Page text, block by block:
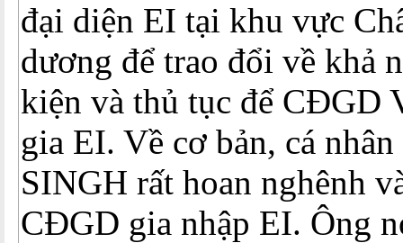
đại diện EI tại khu vực
dương để trao đổi về khả
kiện và thủ tục để CĐGD
gia EI. Về cơ bản, cá
SINGH rất hoan nghênh
CĐGD gia nhập EI. Ông